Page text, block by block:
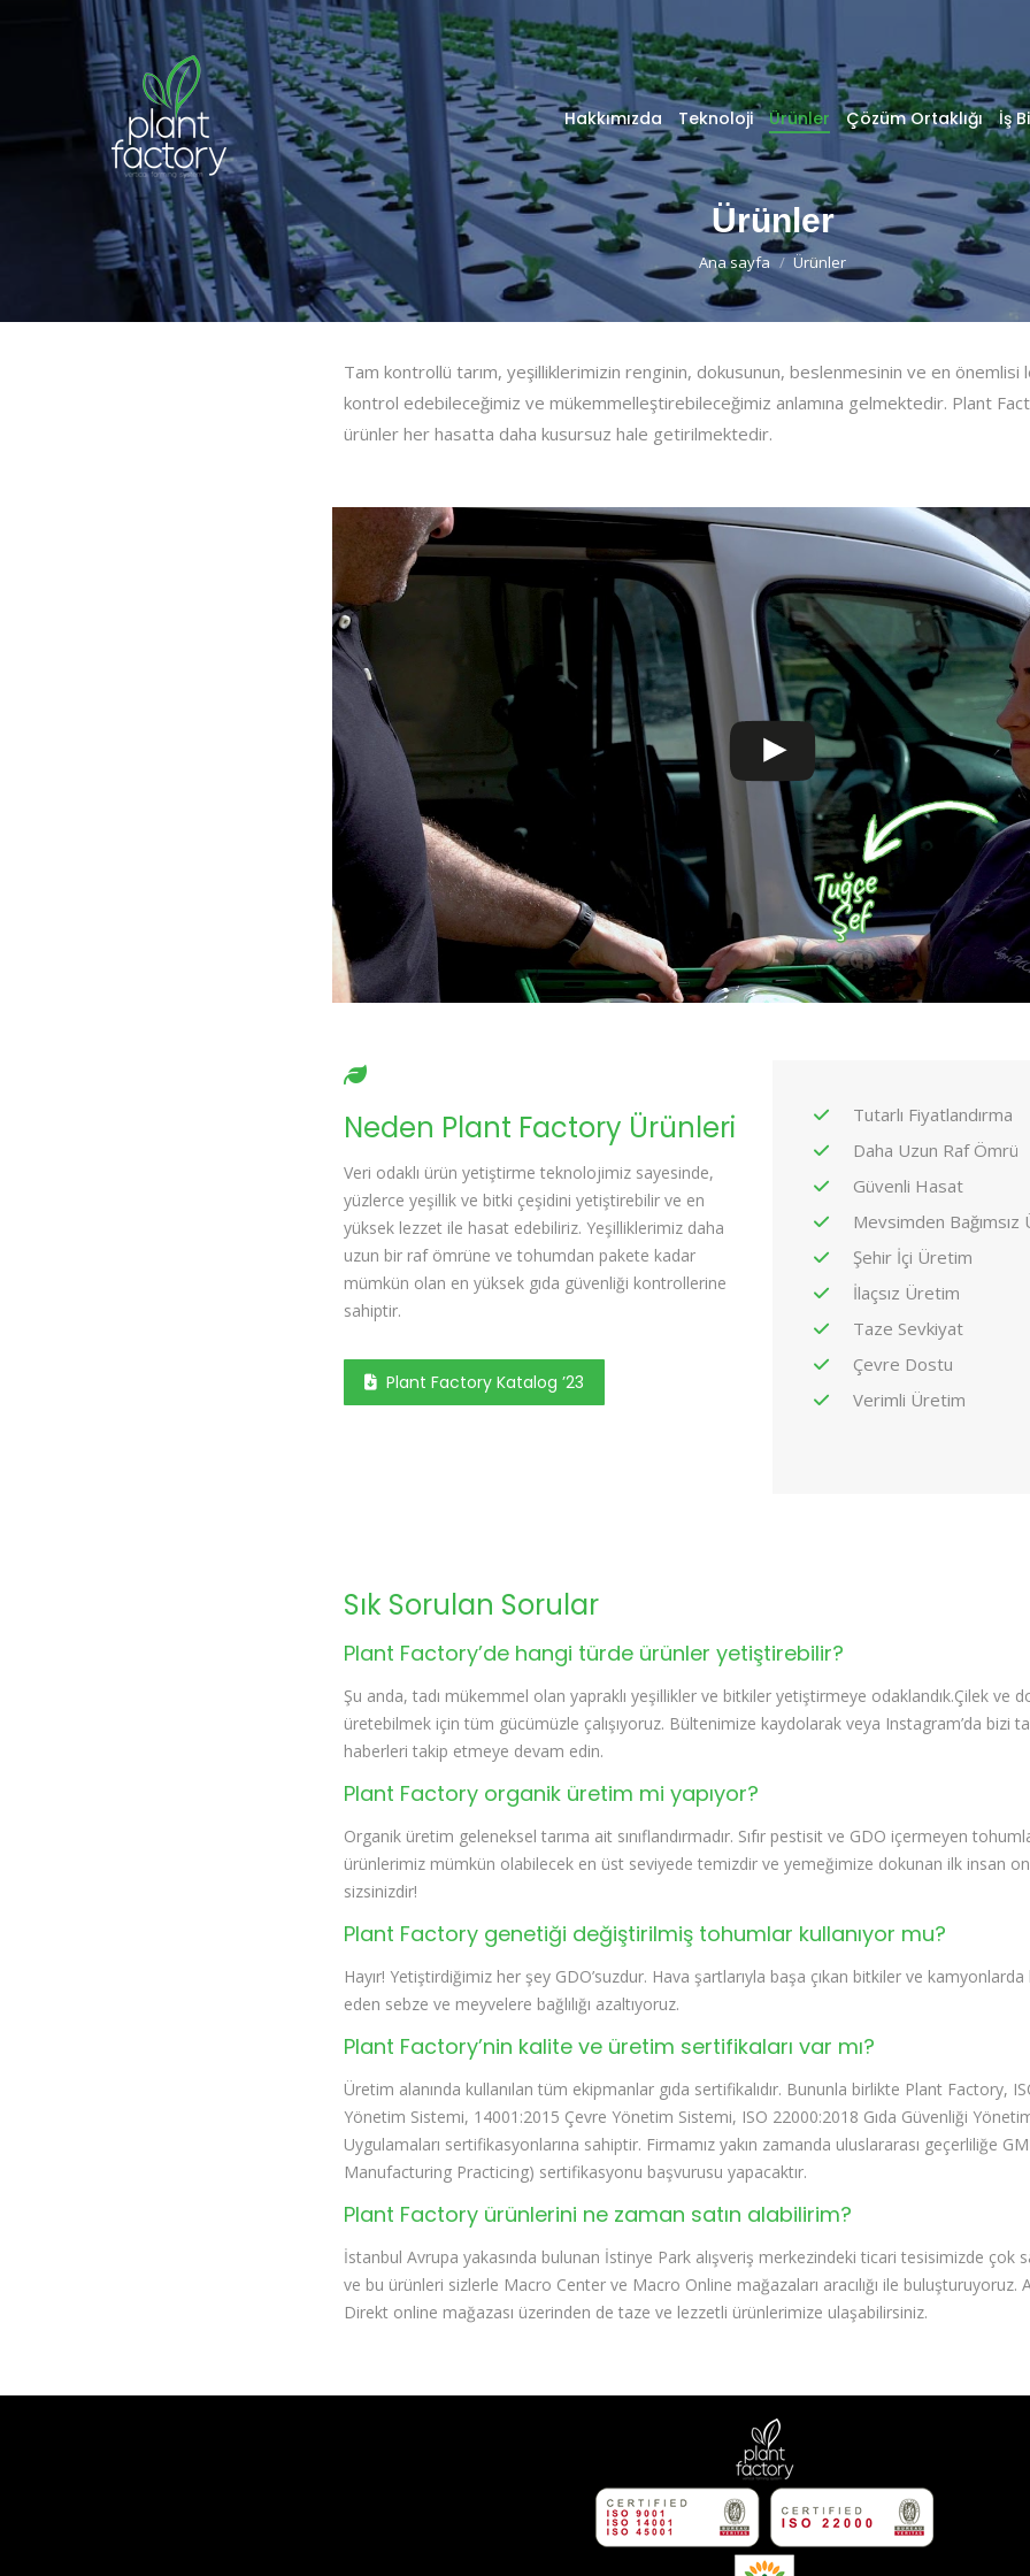
Hakkımızda Teknoloji Ürünler Çözüm Ortaklığı İş
Ürünler
You are here:
Ana sayfa Ürünler
Tam kontrollü tarım, yeşilliklerimizin renginin, dokusunun, beslenmesinin ve en
kontrol edebileceğimiz ve mükemmelleştirebileceğimiz anlamına gelmektedir. Plant
ürünler her hasatta daha kusursuz hale getirilmektedir.
Neden Plant Factory Ürünleri
Veri odaklı ürün yetiştirme teknolojimiz sayesinde,
yüzlerce yeşillik ve bitki çeşidini yetiştirebilir ve en
yüksek lezzet ile hasat edebiliriz. Yeşilliklerimiz daha
uzun bir raf ömrüne ve tohumdan pakete kadar
mümkün olan en yüksek gıda güvenliği kontrollerine
sahiptir.
Plant Factory Katalog ’23
Tutarlı Fiyatlandırma
Daha Uzun Raf Ömrü
Güvenli Hasat
Mevsimden Bağımsız
Şehir İçi Üretim
İlaçsız Üretim
Taze Sevkiyat
Çevre Dostu
Verimli Üretim
Sık Sorulan Sorular
Plant Factory’de hangi türde ürünler yetiştirebilir?
Şu anda, tadı mükemmel olan yapraklı yeşillikler ve bitkiler yetiştirmeye odaklandık.Çilek ve
üretebilmek için tüm gücümüzle çalışıyoruz. Bültenimize kaydolarak veya Instagram’da bizi
haberleri takip etmeye devam edin.
Plant Factory organik üretim mi yapıyor?
Organik üretim geleneksel tarıma ait sınıflandırmadır. Sıfır pestisit ve GDO içermeyen
ürünlerimiz mümkün olabilecek en üst seviyede temizdir ve yemeğimize dokunan ilk insan
sizsinizdir!
Plant Factory genetiği değiştirilmiş tohumlar kullanıyor mu?
Hayır! Yetiştirdiğimiz her şey GDO’suzdur. Hava şartlarıyla başa çıkan bitkiler ve
eden sebze ve meyvelere bağlılığı azaltıyoruz.
Plant Factory’nin kalite ve üretim sertifikaları var mı?
Üretim alanında kullanılan tüm ekipmanlar gıda sertifikalıdır. Bununla birlikte Plant Factory,
Yönetim Sistemi, 14001:2015 Çevre Yönetim Sistemi, ISO 22000:2018 Gıda Güvenliği
Uygulamaları sertifikasyonlarına sahiptir. Firmamız yakın zamanda uluslararası geçerliliğe
Manufacturing Practicing) sertifikasyonu başvurusu yapacaktır.
Plant Factory ürünlerini ne zaman satın alabilirim?
İstanbul Avrupa yakasında bulunan İstinye Park alışveriş merkezindeki ticari tesisimizde çok
ve bu ürünleri sizlerle Macro Center ve Macro Online mağazaları aracılığı ile buluşturuyoruz.
Direkt online mağazası üzerinden de taze ve lezzetli ürünlerimize ulaşabilirsiniz.